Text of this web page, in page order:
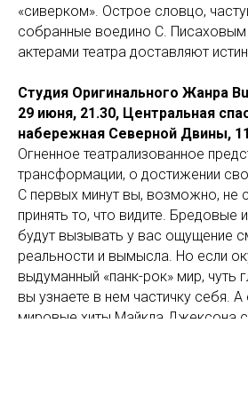
«сиверком». Острое словцо,
собранные воедино С. Писаховым
актерами театра доставляют
Студия Оригинального Жанра
29 июня, 21.30, Центральная
набережная Северной Двины,
Огненное театрализованное
трансформации, о достижении
С первых минут вы, возможно, не
принять то, что видите. Бредовые
будут вызывать у вас ощущение
реальности и вымысла. Но если
выдуманный «панк-рок» мир,
вы узнаете в нем частичку себя. А
мировые хиты Майкла Джексона